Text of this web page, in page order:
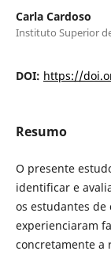
Carla Cardoso
Instituto Superior
DOI: https://
Resumo
O presente
identificar e
os estudantes
experienciaram
concretamente a